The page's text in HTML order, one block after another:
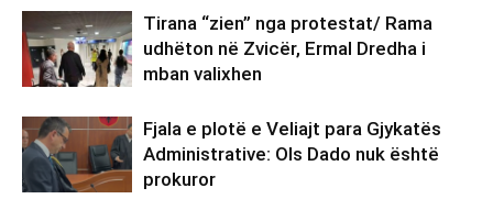
Tirana “zien” nga protestat/ Rama
udhëton në Zvicër, Ermal Dredha i
mban valixhen
Fjala e plotë e Veliajt para Gjykatës
Administrative: Ols Dado nuk është
prokuror